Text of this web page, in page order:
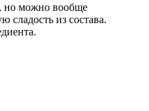
но можно вообще
сладость из состава.